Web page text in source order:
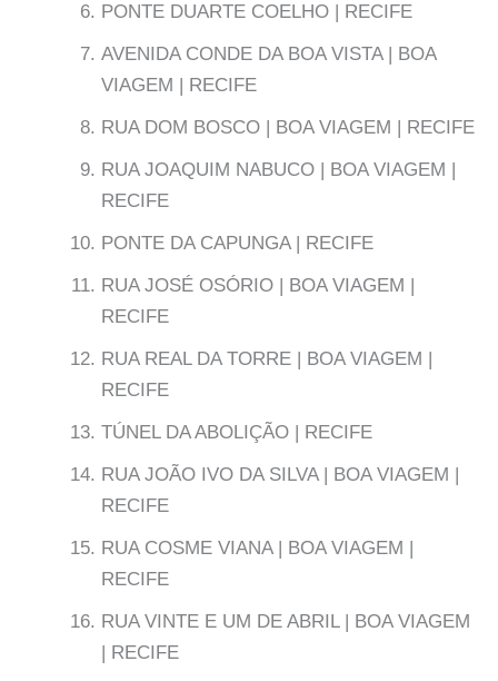
PONTE DUARTE COELHO | RECIFE
AVENIDA CONDE DA BOA VISTA | BOA
VIAGEM | RECIFE
RUA DOM BOSCO | BOA VIAGEM | RECIFE
RUA JOAQUIM NABUCO | BOA VIAGEM |
RECIFE
PONTE DA CAPUNGA | RECIFE
RUA JOSÉ OSÓRIO | BOA VIAGEM |
RECIFE
RUA REAL DA TORRE | BOA VIAGEM |
RECIFE
TÚNEL DA ABOLIÇÃO | RECIFE
RUA JOÃO IVO DA SILVA | BOA VIAGEM |
RECIFE
RUA COSME VIANA | BOA VIAGEM |
RECIFE
RUA VINTE E UM DE ABRIL | BOA VIAGEM
| RECIFE